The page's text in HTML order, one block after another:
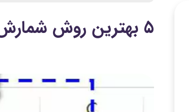
5 بهترین روش شمارش کاراکترها در اکسل (با فرمول ساده)